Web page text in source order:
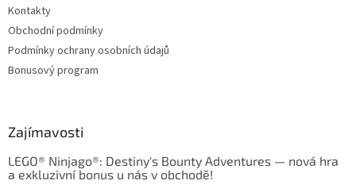
Kontakty
Obchodní podmínky
Podmínky ochrany osobních údajů
Bonusový program
Zajímavosti
LEGO® Ninjago®: Destiny's Bounty Adventures — nová hra
a exkluzivní bonus u nás v obchodě!